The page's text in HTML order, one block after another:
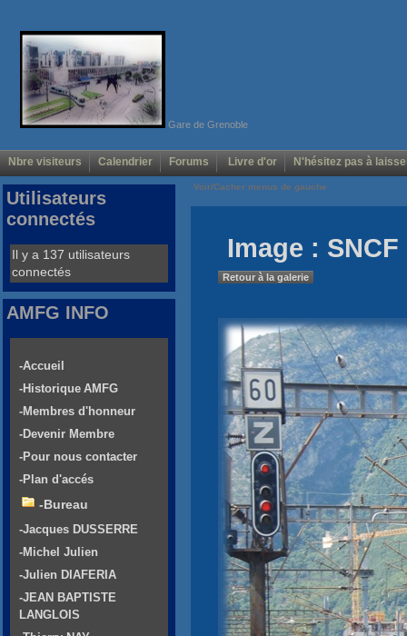
Gare de Grenoble
Nbre visiteurs Calendrier Forums Livre d'or N'hésitez pas à
Voir/Cacher menus de gauche
Image :
Retour à la galerie
Utilisateurs
connectés
Il y a 137 utilisateurs
connectés
AMFG INFO
-Accueil
-Historique AMFG
-Membres d'honneur
-Devenir Membre
-Pour nous contacter
-Plan d'accés
-Bureau
-Jacques DUSSERRE
-Michel Julien
-Julien DIAFERIA
-JEAN BAPTISTE
LANGLOIS